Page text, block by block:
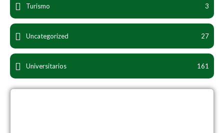
Turismo 3
Uncategorized 27
Universitarios 161